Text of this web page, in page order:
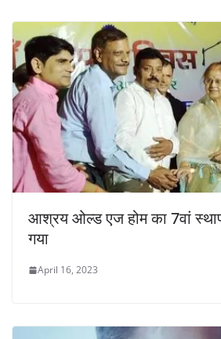
आश्रय ओल्ड एज होम का 7वां
गया
April 16, 2023